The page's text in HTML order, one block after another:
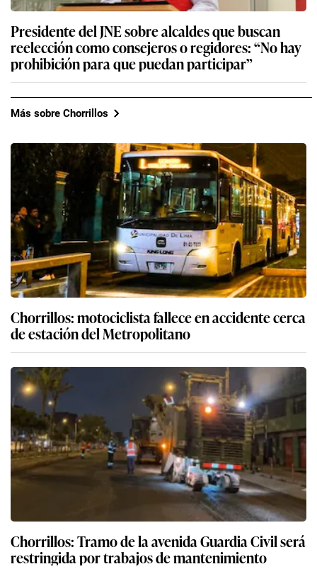
Presidente del JNE sobre alcaldes que buscan
reelección como consejeros o regidores: “No hay
prohibición para que puedan participar”
Más sobre Chorrillos
Chorrillos: motociclista fallece en accidente cerca
de estación del Metropolitano
Chorrillos: Tramo de la avenida Guardia Civil será
restringida por trabajos de mantenimiento